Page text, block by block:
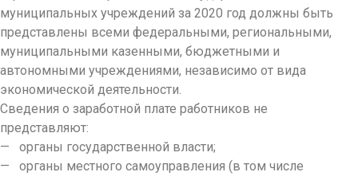
муниципальных учреждений за 2020 год должны быть
представлены всеми федеральными, региональными,
муниципальными казенными, бюджетными и
автономными учреждениями, независимо от вида
экономической деятельности.
Сведения о заработной плате работников не
представляют:
— органы государственной власти;
— органы местного самоуправления (в том числе